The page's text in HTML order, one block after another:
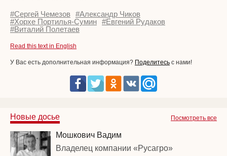
#Сергей Чемезов #Александр Чиков
#Хорхе Портилья-Сумин #Евгений Рудаков
#Виталий Полетаев
Read this text in English
У Вас есть дополнительная информация? Поделитесь с нами!
Посмотреть все
Новые досье
Мошкович Вадим
Владелец компании «Русагро»